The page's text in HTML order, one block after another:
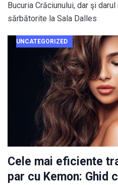
Bucuria Crăciunului, dar şi
sărbătorite la Sala Dalles
UNCATEGORIZED
Cele mai eficiente
par cu Kemon: Ghid